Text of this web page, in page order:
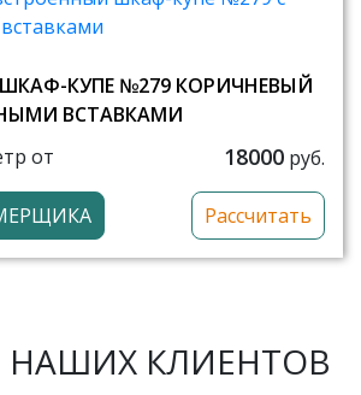
КУПЕ №279 КОРИЧНЕВЫЙ
ВСТАВКАМИ
от
18000 руб.
Рассчитать
КЛИЕНТОВ